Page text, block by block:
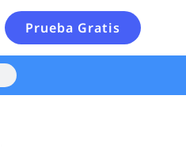
Prueba Gratis